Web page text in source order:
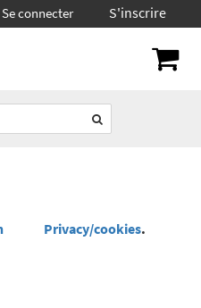
Se connecter S'inscrire
Privacy/cookies.